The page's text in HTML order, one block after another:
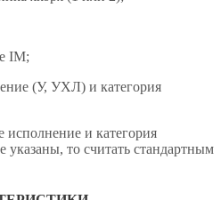
IM;
(У, УХЛ) и категория
исполнение и категория
указаны, то считать стандартным